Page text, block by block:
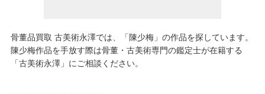
骨董品買取 古美術永澤では、「陳少梅」の作品を探しています。
陳少梅作品を手放す際は骨董・古美術専門の鑑定士が在籍する
「古美術永澤」にご相談ください。